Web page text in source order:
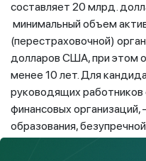
составляет 20 млрд.
минимальный объем
(перестраховочной)
долларов США, при этом
менее 10 лет. Для
руководящих работников
финансовых организаций,
образования,